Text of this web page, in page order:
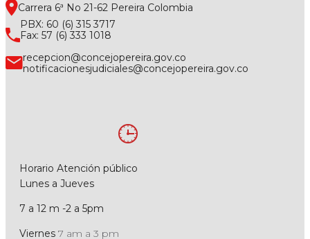
Carrera 6ª No 21-62 Pereira Colombia
PBX: 60 (6) 315 3717
Fax: 57 (6) 333 1018
recepcion@concejopereira.gov.co
notificacionesjudiciales@concejopereira.gov.co
Horario Atención público
Lunes a Jueves
7 a 12 m -2 a 5pm
Viernes 7 am a 3 pm